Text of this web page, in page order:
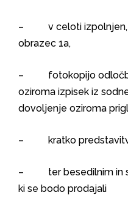
– v celoti izpolnjen,
obrazec 1a,
– fotokopijo odločbe
oziroma izpisek iz
dovoljenje oziroma
– kratko
– ter besedilnim in
ki se bodo prodajali